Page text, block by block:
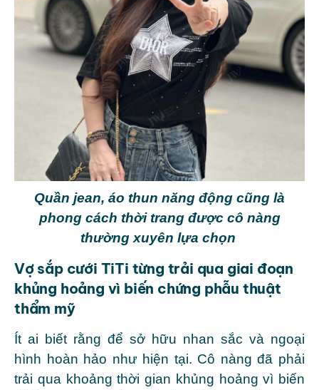
Quần jean, áo thun năng động cũng là
phong cách thời trang được cô nàng
thường xuyên lựa chọn
Vợ sắp cưới TiTi từng trải qua giai đoạn
khủng hoảng vì biến chứng phẫu thuật
thẩm mỹ
Ít ai biết rằng để sở hữu nhan sắc và ngoại
hình hoàn hảo như hiện tại. Cô nàng đã phải
trải qua khoảng thời gian khủng hoảng vì biến